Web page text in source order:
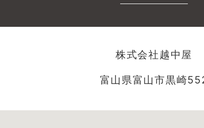
株式会社越中屋
富山県富山市黒崎